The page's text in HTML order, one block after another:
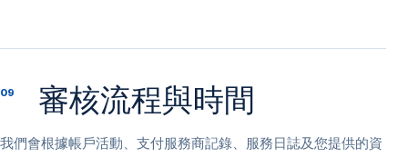
09 審核流程與時間
我們會根據帳戶活動、支付服務商記錄、服務日誌及您提供的資